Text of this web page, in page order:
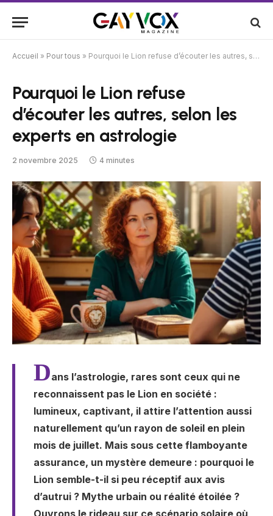
Accueil » Pour tous » Pourquoi le Lion refuse d’écouter les autres, selon les experts en astrologie
Pourquoi le Lion refuse
d’écouter les autres, selon les
experts en astrologie
2 novembre 2025 4 minutes
Dans l’astrologie, rares sont ceux qui ne
reconnaissent pas le Lion en société :
lumineux, captivant, il attire l’attention aussi
naturellement qu’un rayon de soleil en plein
mois de juillet. Mais sous cette flamboyante
assurance, un mystère demeure : pourquoi le
Lion semble-t-il si peu réceptif aux avis
d’autrui ? Mythe urbain ou réalité étoilée ?
Ouvrons le rideau sur ce scénario solaire où